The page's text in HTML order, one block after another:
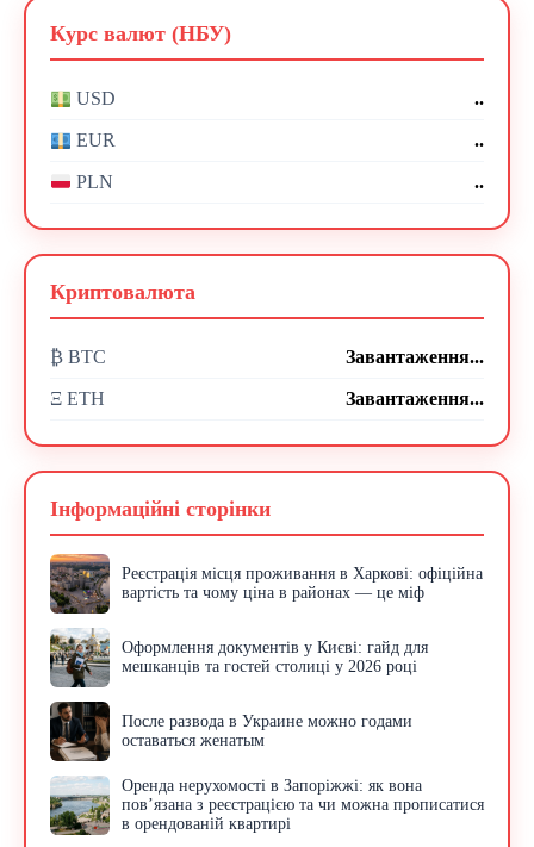
Курс валют (НБУ)
USD ..
EUR ..
PLN ..
Криптовалюта
₿ BTC Завантаження...
Ξ ETH Завантаження...
Інформаційні сторінки
Реєстрація місця проживання в Харкові: офіційна
вартість та чому ціна в районах — це міф
Оформлення документів у Києві: гайд для
мешканців та гостей столиці у 2026 році
После развода в Украине можно годами
оставаться женатым
Оренда нерухомості в Запоріжжі: як вона
пов’язана з реєстрацією та чи можна прописатися
в орендованій квартирі